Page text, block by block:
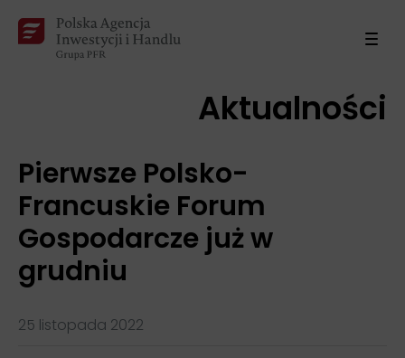
Aktualności
Pierwsze Polsko-
Francuskie Forum
Gospodarcze już w
grudniu
25 listopada 2022